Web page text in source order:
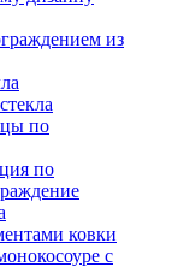
из
по
по
ковки
с